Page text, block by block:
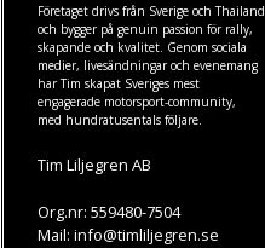
Företaget drivs från Sverige och Thailand
och bygger på genuin passion för rally,
skapande och kvalitet. Genom sociala
medier, livesändningar och evenemang
har Tim skapat Sveriges mest
engagerade motorsport-community,
med hundratusentals följare.
Tim Liljegren AB
Org.nr: 559480-7504
Mail: info@timliljegren.se